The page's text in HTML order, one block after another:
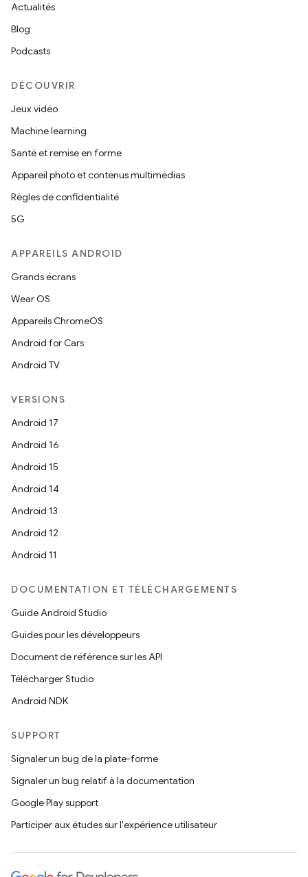
Actualités
Blog
Podcasts
DÉCOUVRIR
Jeux vidéo
Machine learning
Santé et remise en forme
Appareil photo et contenus multimédias
Règles de confidentialité
5G
APPAREILS ANDROID
Grands écrans
Wear OS
Appareils ChromeOS
Android for Cars
Android TV
VERSIONS
Android 17
Android 16
Android 15
Android 14
Android 13
Android 12
Android 11
DOCUMENTATION ET TÉLÉCHARGEMENTS
Guide Android Studio
Guides pour les développeurs
Document de référence sur les API
Télécharger Studio
Android NDK
SUPPORT
Signaler un bug de la plate-forme
Signaler un bug relatif à la documentation
Google Play support
Participer aux études sur l'expérience utilisateur